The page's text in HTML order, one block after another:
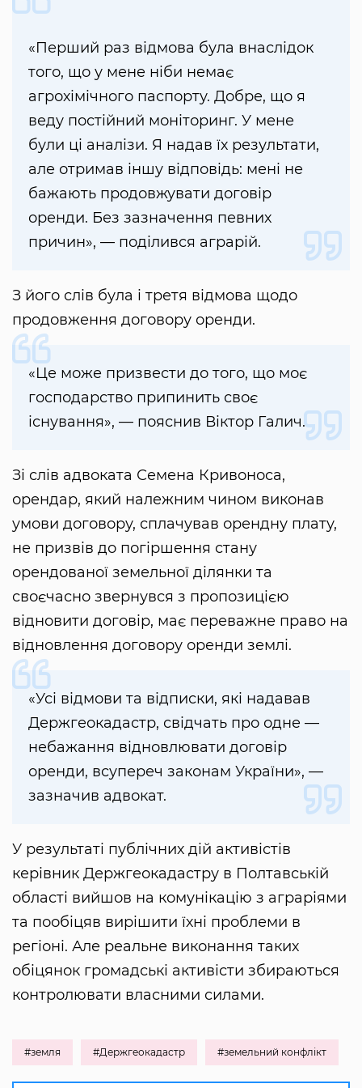
«Перший раз відмова була внаслідок
того, що у мене ніби немає
агрохімічного паспорту. Добре, що я
веду постійний моніторинг. У мене
були ці аналізи. Я надав їх результати,
але отримав іншу відповідь: мені не
бажають продовжувати договір
оренди. Без зазначення певних
причин», — поділився аграрій.
З його слів була і третя відмова щодо
продовження договору оренди.
«Це може призвести до того, що моє
господарство припинить своє
існування», — пояснив Віктор Галич.
Зі слів адвоката Семена Кривоноса,
орендар, який належним чином виконав
умови договору, сплачував орендну плату,
не призвів до погіршення стану
орендованої земельної ділянки та
своєчасно звернувся з пропозицією
відновити договір, має переважне право на
відновлення договору оренди землі.
«Усі відмови та відписки, які надавав
Держгеокадастр, свідчать про одне —
небажання відновлювати договір
оренди, всупереч законам України», —
зазначив адвокат.
У результаті публічних дій активістів
керівник Держгеокадастру в Полтавській
області вийшов на комунікацію з аграріями
та пообіцяв вирішити їхні проблеми в
регіоні. Але реальне виконання таких
обіцянок громадські активісти збираються
контролювати власними силами.
#земля #Держгеокадастр #земельний конфлікт